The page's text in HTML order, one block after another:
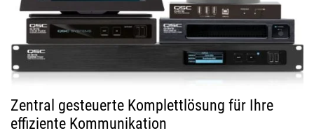
Zentral gesteuerte Komplettlösung für Ihre
effiziente Kommunikation